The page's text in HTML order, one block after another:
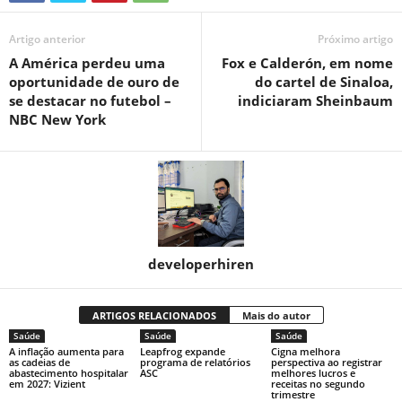
Artigo anterior
A América perdeu uma
oportunidade de ouro de
se destacar no futebol –
NBC New York
Próximo artigo
Fox e Calderón, em nome
do cartel de Sinaloa,
indiciaram Sheinbaum
developerhiren
ARTIGOS RELACIONADOS Mais do autor
Saúde
A inflação aumenta para
as cadeias de
abastecimento hospitalar
em 2027: Vizient
Saúde
Leapfrog expande
programa de relatórios
ASC
Saúde
Cigna melhora
perspectiva ao registrar
melhores lucros e
receitas no segundo
trimestre